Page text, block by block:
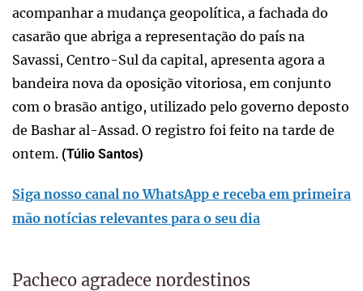
acompanhar a mudança geopolítica, a fachada do
casarão que abriga a representação do país na
Savassi, Centro-Sul da capital, apresenta agora a
bandeira nova da oposição vitoriosa, em conjunto
com o brasão antigo, utilizado pelo governo deposto
de Bashar al-Assad. O registro foi feito na tarde de
ontem. (Túlio Santos)
Siga nosso canal no WhatsApp e receba em primeira
mão notícias relevantes para o seu dia
Pacheco agradece nordestinos